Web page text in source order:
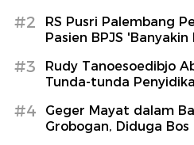
#2
RS Pusri Palembang
Pasien BPJS
#3
Rudy Tanoesoedibjo
Tunda-tunda
#4
Geger Mayat dalam
Grobogan, Diduga